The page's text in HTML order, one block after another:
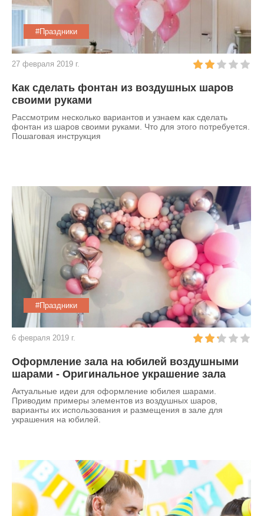
#Праздники
27 февраля 2019 г.
Как сделать фонтан из воздушных шаров
своими руками
Рассмотрим несколько вариантов и узнаем как сделать
фонтан из шаров своими руками. Что для этого потребуется.
Пошаговая инструкция
#Праздники
6 февраля 2019 г.
Оформление зала на юбилей воздушными
шарами - Оригинальное украшение зала
Актуальные идеи для оформление юбилея шарами.
Приводим примеры элементов из воздушных шаров,
варианты их использования и размещения в зале для
украшения на юбилей.